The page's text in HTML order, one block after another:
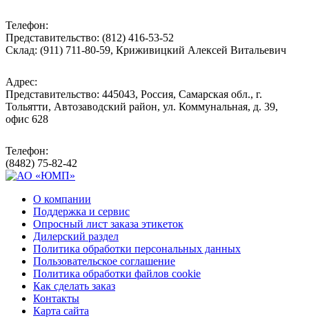
Телефон:
Представительство: (812) 416-53-52
Склад: (911) 711-80-59, Криживицкий Алексей Витальевич
Адрес:
Представительство: 445043, Россия, Самарская обл., г.
Тольятти, Автозаводский район, ул. Коммунальная, д. 39,
офис 628
Телефон:
(8482) 75-82-42
О компании
Поддержка и сервис
Опросный лист заказа этикеток
Дилерский раздел
Политика обработки персональных данных
Пользовательское соглашение
Политика обработки файлов cookie
Как сделать заказ
Контакты
Карта сайта